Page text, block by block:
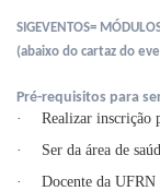
SIGEVENTOS=
(abaixo do cartaz do
Pré-requisitos para
·
Realizar inscrição
·
Ser da área de
·
Docente da